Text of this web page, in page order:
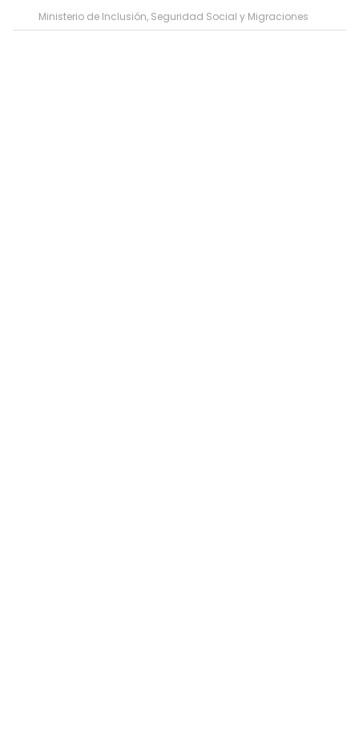
Ministerio de Inclusión, Seguridad Social y Migraciones